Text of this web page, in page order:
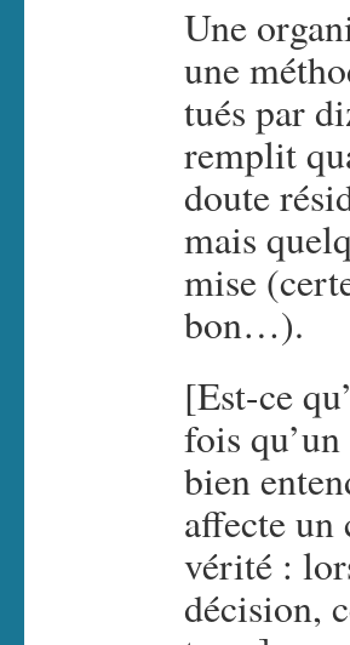
Une
une
tués par
remplit
doute
mais
mise
bon…).
[Est-ce
fois
bien
affecte
vérité :
décision,